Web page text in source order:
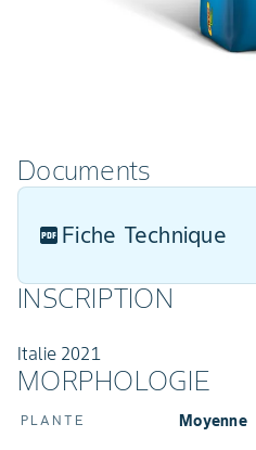
Documents
Fiche Technique
INSCRIPTION
Italie 2021
MORPHOLOGIE
PLANTE Moyenne